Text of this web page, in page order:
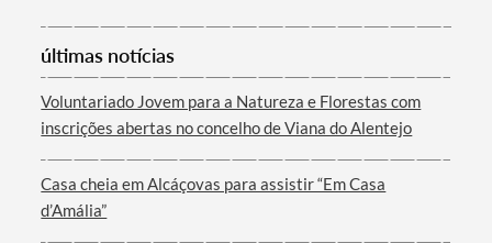
Filtros
últimas notícias
Voluntariado Jovem para a Natureza e Florestas com
inscrições abertas no concelho de Viana do Alentejo
Casa cheia em Alcáçovas para assistir “Em Casa
d’Amália”